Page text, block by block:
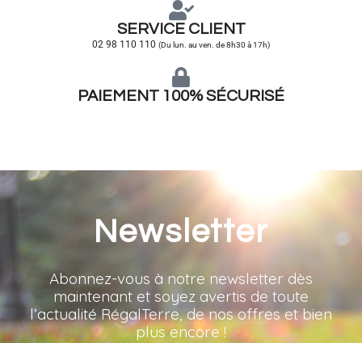
SERVICE CLIENT
02 98 110 110 (Du lun. au ven. de 8h30 à 17h)
PAIEMENT 100% SÉCURISÉ
Newsletter
Abonnez-vous à notre newsletter dès
maintenant et soyez avertis de toute
l’actualité RégalTerre, de nos offres et bien
plus encore !